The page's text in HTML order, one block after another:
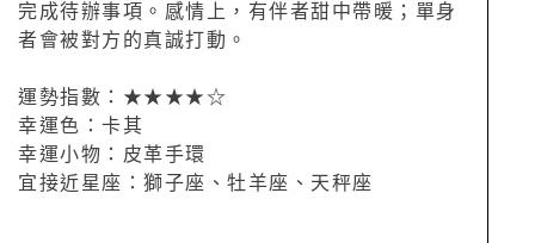
完成待辦事項。感情上，有伴者甜中帶暖；單身
者會被對方的真誠打動。
運勢指數：★★★★☆
幸運色：卡其
幸運小物：皮革手環
宜接近星座：獅子座、牡羊座、天秤座